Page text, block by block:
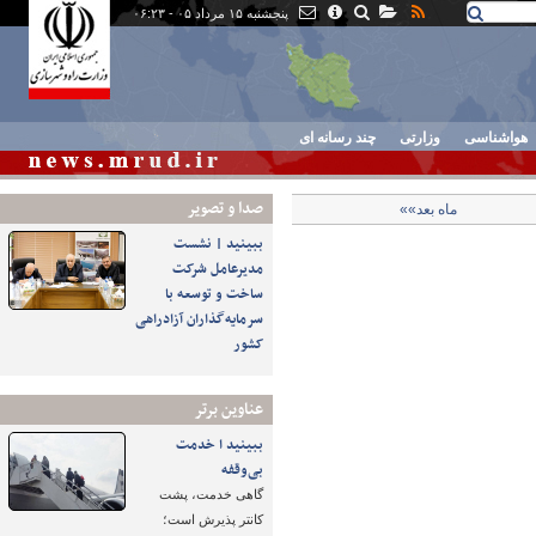
پنجشنبه ۱۵ مرداد ۰۵ - ۰۶:۲۳
هواشناسی وزارتی چند رسانه ای
صدا و تصوير
ببینید | نشست
مدیرعامل شرکت
ساخت و توسعه با
سرمایه‌گذاران آزادراهی
کشور
عناوین برتر
ببینید ا خدمت
بی‌وقفه
گاهی خدمت، پشت
کانتر پذیرش است؛
ماه بعد»»